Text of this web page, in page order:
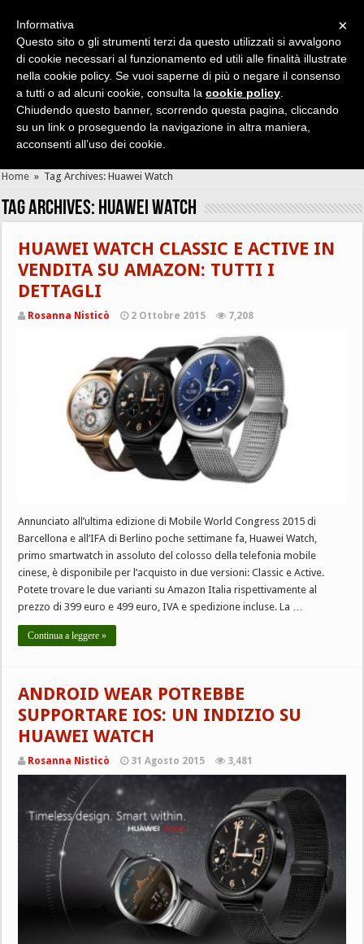
Cerca velocemente news, recensioni, guide, app, giochi ...
Home » Tag Archives: Huawei Watch
Tag Archives: Huawei Watch
HUAWEI WATCH CLASSIC E ACTIVE IN
VENDITA SU AMAZON: TUTTI I
DETTAGLI
Rosanna Nisticò 2 Ottobre 2015 7,208
Annunciato all’ultima edizione di Mobile World Congress 2015 di
Barcellona e all’IFA di Berlino poche settimane fa, Huawei Watch,
primo smartwatch in assoluto del colosso della telefonia mobile
cinese, è disponibile per l’acquisto in due versioni: Classic e Active.
Potete trovare le due varianti su Amazon Italia rispettivamente al
prezzo di 399 euro e 499 euro, IVA e spedizione incluse. La …
Continua a leggere »
ANDROID WEAR POTREBBE
SUPPORTARE IOS: UN INDIZIO SU
HUAWEI WATCH
Rosanna Nisticò 31 Agosto 2015 3,481
×
Informativa
Questo sito o gli strumenti terzi da questo utilizzati si avvalgono
di cookie necessari al funzionamento ed utili alle finalità illustrate
nella cookie policy. Se vuoi saperne di più o negare il consenso
a tutti o ad alcuni cookie, consulta la cookie policy
Chiudendo questo banner, scorrendo questa pagina, cliccando
su un link o proseguendo la navigazione in altra maniera,
acconsenti all’uso dei cookie.